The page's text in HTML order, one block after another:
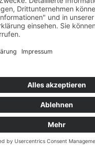
2 Vertikalstreben
Vertikalstreben
erhöhte Belastungen
KARL GmbH & Co.
vorbehalten.
Datenschutz